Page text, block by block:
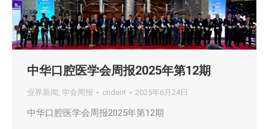
中华口腔医学会周报2025年第12期
业界新闻 , 学会周报 cndent 2025年6月24日
中华口腔医学会周报2025年第12期